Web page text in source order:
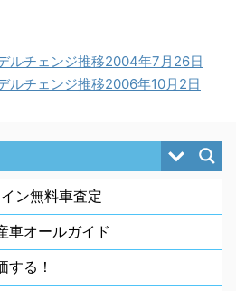
ルチェンジ推移2004年7月26日
ルチェンジ推移2006年10月2日
ン無料車査定
車オールガイド
する！